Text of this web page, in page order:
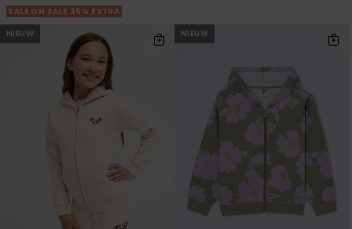
SALE ON SALE 25% EXTRA
NIEUW NIEUW